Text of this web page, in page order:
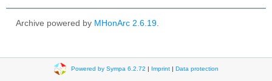
Archive powered by MHonArc 2.6.19.
Powered by Sympa 6.2.72 | Imprint| Data protection